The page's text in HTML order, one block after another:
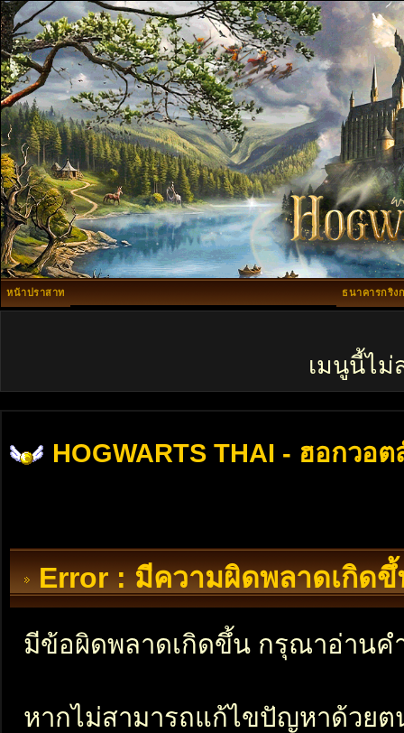
หน้าปราสาท ธนาคารกริง
เมนูนี้ไม่
HOGWARTS THAI - ฮอกวอต
Error : มีความผิดพลาดเกิดขึ้
มีข้อผิดพลาดเกิดขึ้น กรุณาอ่านค
หากไม่สามารถแก้ไขปัญหาด้วย